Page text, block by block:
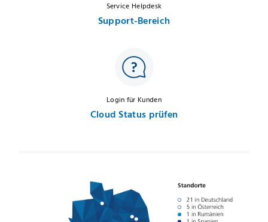
Service Helpdesk
Support-Bereich
Login für Kunden
Cloud Status prüfen